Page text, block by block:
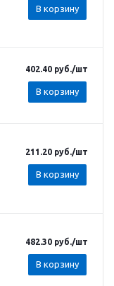
В корзину
402.40руб./шт
В корзину
211.20руб./шт
В корзину
482.30руб./шт
В корзину